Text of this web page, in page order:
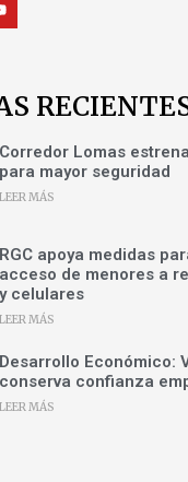
Corredor Lomas
para mayor seguridad
LEER MÁS
RGC apoya medidas
acceso de menores a
y celulares
LEER MÁS
Desarrollo Económico:
conserva confianza
LEER MÁS